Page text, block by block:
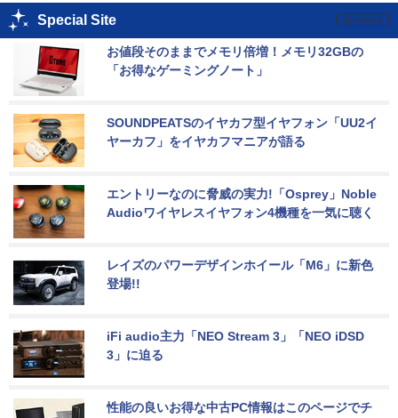
Special Site
お値段そのままでメモリ倍増！メモリ32GBの
「お得なゲーミングノート」
SOUNDPEATSのイヤカフ型イヤフォン「UU2イ
ヤーカフ」をイヤカフマニアが語る
エントリーなのに脅威の実力!「Osprey」Noble
Audioワイヤレスイヤフォン4機種を一気に聴く
レイズのパワーデザインホイール「M6」に新色
登場!!
iFi audio主力「NEO Stream 3」「NEO iDSD
3」に迫る
性能の良いお得な中古PC情報はこのページでチ